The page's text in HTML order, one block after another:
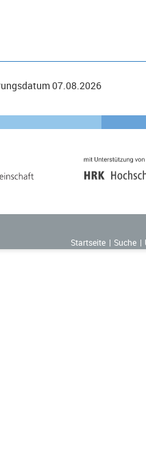
07.08.2026
Startseite
Suche